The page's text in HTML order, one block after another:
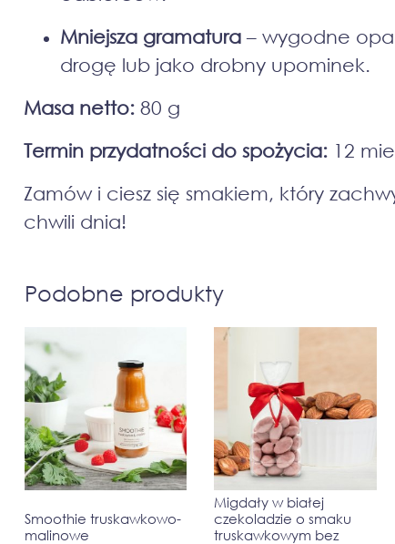
Mniejsza gramatura – wygodne
drogę lub jako drobny upominek.
Masa netto: 80 g
Termin przydatności do spożycia: 12
Zamów i ciesz się smakiem, który
chwili dnia!
Podobne produkty
Smoothie truskawkowo-
malinowe
Migdały w białej
czekoladzie o smaku
truskawkowym bez